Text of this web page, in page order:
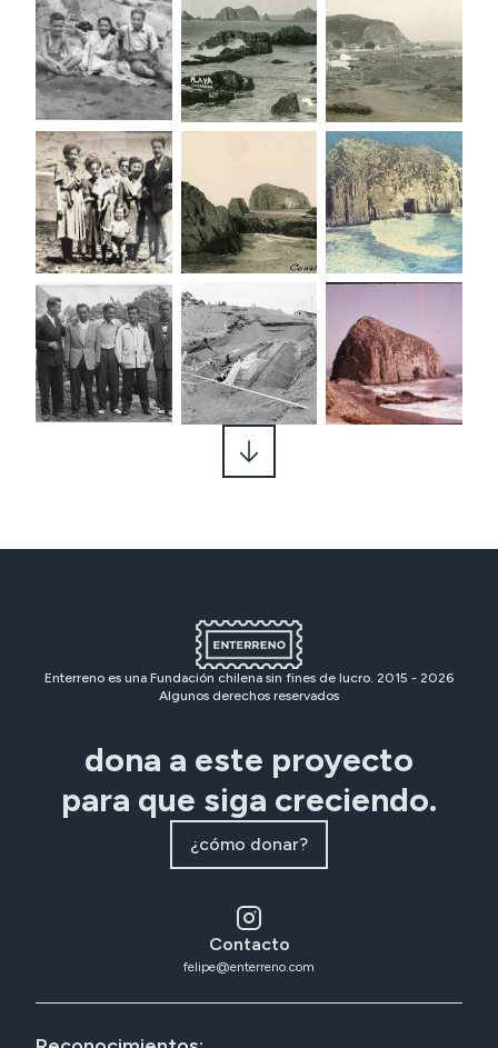
Enterreno es una Fundación chilena sin fines de lucro. 2015 - 2026
Algunos derechos reservados
dona a este proyecto
para que siga creciendo.
¿cómo donar?
Contacto
felipe@enterreno.com